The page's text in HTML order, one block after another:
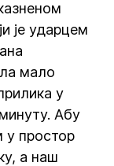
је ударцем
мало
у
Абу
у простор
а наш